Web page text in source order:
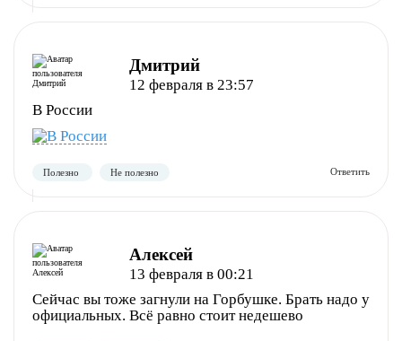
Полезно
Полезно Не полезно
Дмитрий
12 февраля в 23:57
В России
Алексей
13 февраля в 00:21
Сейчас вы тоже загнули на Горбушке. Брать надо у
официальных. Всё равно стоит недешево